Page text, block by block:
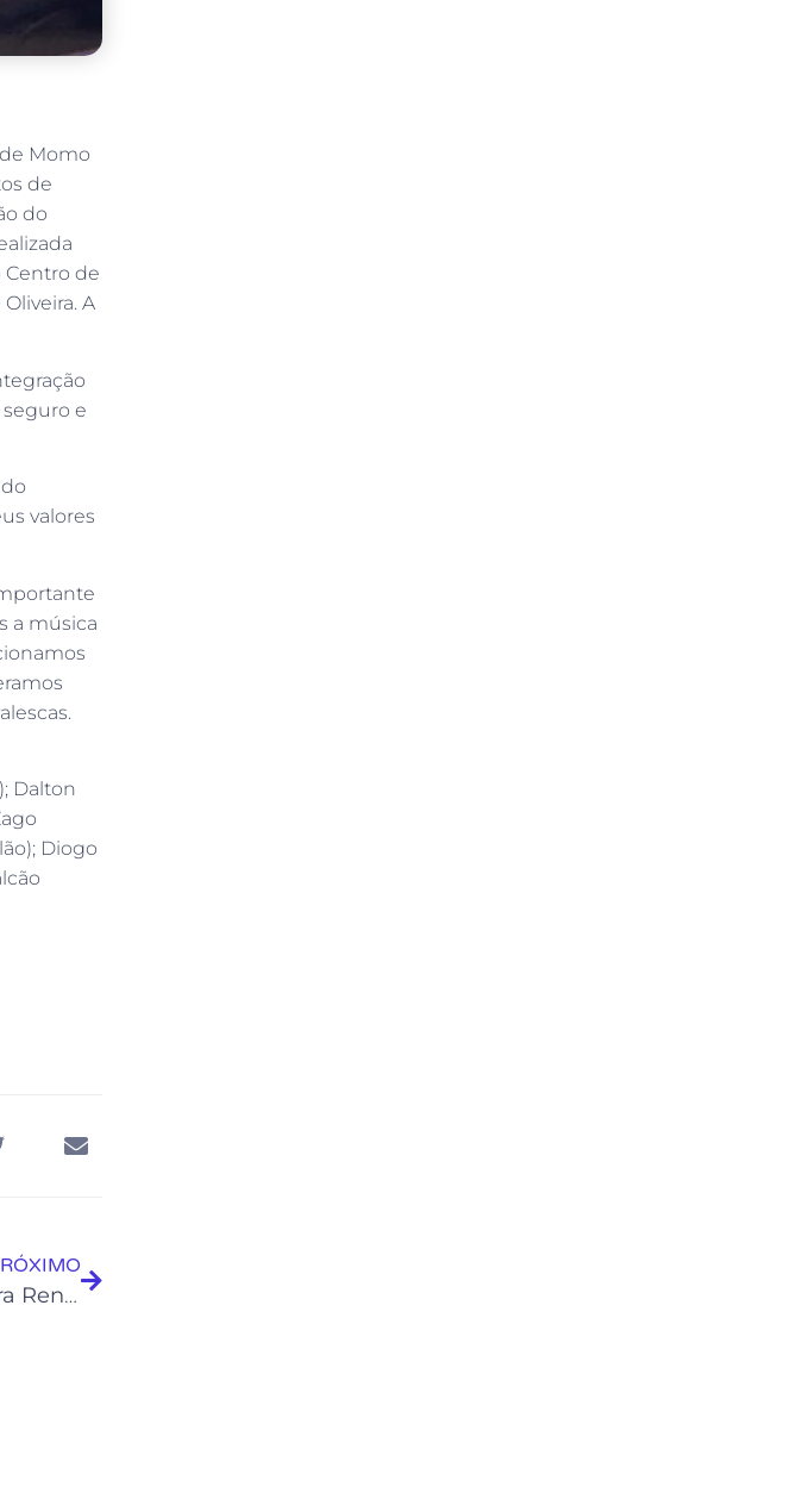
Momo
de
do
Centro de
A
e
valores
a música
Dalton
Diogo
Teatro Municipal recebe a cantora Renata Neves lançando seu álbum “Canoa”